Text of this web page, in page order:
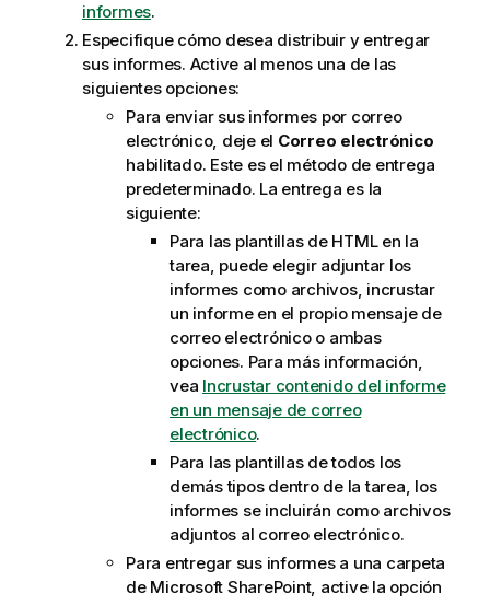
informes.
Especifique cómo desea distribuir y entregar
sus informes. Active al menos una de las
siguientes opciones:
Para enviar sus informes por correo
electrónico, deje el Correo electrónico
habilitado. Este es el método de entrega
predeterminado. La entrega es la
siguiente:
Para las plantillas de HTMLen la
tarea, puede elegir adjuntar los
informes como archivos, incrustar
un informe en el propio mensaje de
correo electrónico o ambas
opciones. Para más información,
vea Incrustar contenido del informe
en un mensaje de correo
electrónico.
Para las plantillas de todos los
demás tipos dentro de la tarea, los
informes se incluirán como archivos
adjuntos al correo electrónico.
Para entregar sus informes a una carpeta
de Microsoft SharePoint, active la opción